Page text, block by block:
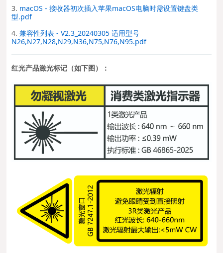
3. macOS - 接收器初次插入苹果macOS电脑时需设置键盘类
型.pdf
4.兼容性列表 - V2.3_20240305 适用型号
N26,N27,N28,N29,N36,N75,N76,N95.pdf
红光产品激光标记（如下图）：